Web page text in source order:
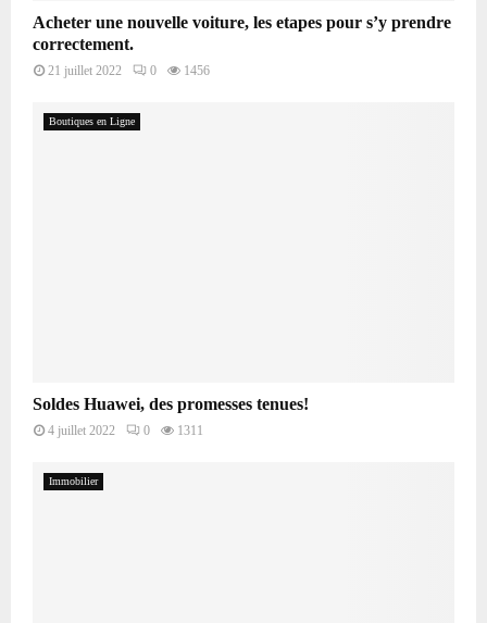
Acheter une nouvelle voiture, les etapes pour s’y prendre
correctement.
21 juillet 2022 0 1456
Boutiques en Ligne
Soldes Huawei, des promesses tenues!
4 juillet 2022 0 1311
Immobilier